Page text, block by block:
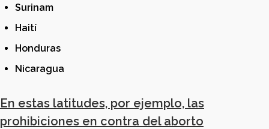
Surinam
Haití
Honduras
Nicaragua
En estas latitudes, por ejemplo, las
prohibiciones en contra del aborto